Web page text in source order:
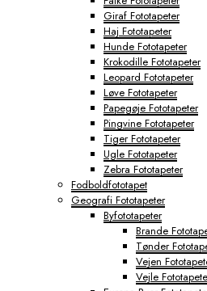
Giraf Fototapeter
Haj Fototapeter
Hunde Fototapeter
Krokodille Fototapeter
Leopard Fototapeter
Løve Fototapeter
Papegøje Fototapeter
Pingvine Fototapeter
Tiger Fototapeter
Ugle Fototapeter
Zebra Fototapeter
Fodboldfototapet
Geografi Fototapeter
Byfototapeter
Brande
Tønder
Vejen
Vejle